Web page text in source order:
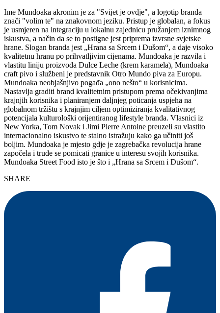
Ime Mundoaka akronim je za "Svijet je ovdje", a logotip branda
znači "volim te" na znakovnom jeziku. Pristup je globalan, a fokus
je usmjeren na integraciju u lokalnu zajednicu pružanjem iznimnog
iskustva, a način da se to postigne jest priprema izvrsne svjetske
hrane. Slogan branda jest „Hrana sa Srcem i Dušom“, a daje visoko
kvalitetnu hranu po prihvatljivim cijenama. Mundoaka je razvila i
vlastitu liniju proizvoda Dulce Leche (krem karamela), Mundoaka
craft pivo i službeni je predstavnik Otro Mundo piva za Europu.
Mundoaka neobjašnjivo pogađa „ono nešto“ u korisnicima.
Nastavlja graditi brand kvalitetnim pristupom prema očekivanjima
krajnjih korisnika i planiranjem daljnjeg poticanja uspjeha na
globalnom tržištu s krajnjim ciljem optimiziranja kvalitativnog
potencijala kulturološki orijentiranog lifestyle branda. Vlasnici iz
New Yorka, Tom Novak i Jimi Pierre Antoine preuzeli su vlastito
internacionalno iskustvo te stalno istražuju kako ga učiniti još
boljim. Mundoaka je mjesto gdje je zagrebačka revolucija hrane
započela i trude se pomicati granice u interesu svojih korisnika.
Mundoaka Street Food isto je što i „Hrana sa Srcem i Dušom“.
SHARE